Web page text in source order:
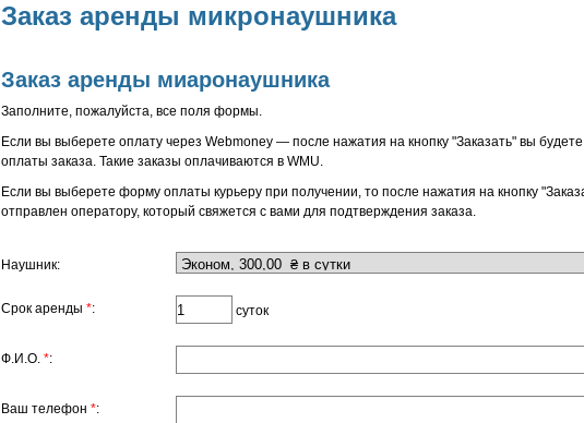
Заказ аренды микронаушника
Заказ аренды миаронаушника
Заполните, пожалуйста, все поля формы.
Если вы выберете оплату через Webmoney — после нажатия на кнопку "Заказать" вы
оплаты заказа. Такие заказы оплачиваются в WMU.
Если вы выберете форму оплаты курьеру при получении, то после нажатия на кнопку
отправлен оператору, который свяжется с вами для подтверждения заказа.
Наушник:
Срок аренды *: суток
Ф.И.О. *:
Ваш телефон *: